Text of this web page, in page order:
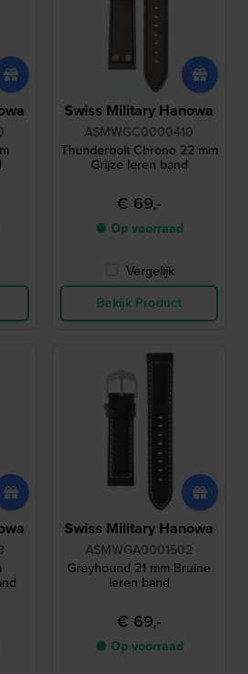
Swiss Military Hanowa
ASMWGC0000410
Thunderbolt Chrono 22 mm
Grijze leren band
€ 69,-
● Op voorraad
Vergelijk
Bekijk Product
Swiss Military Hanowa
ASMWGA0001502
Greyhound 21 mm Bruine
leren band
€ 69,-
● Op voorraad